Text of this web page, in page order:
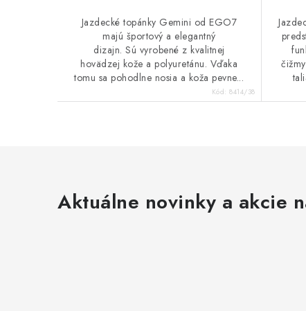
Jazdecké topánky Gemini od EGO7
majú športový a elegantný
dizajn. Sú vyrobené z kvalitnej
hovädzej kože a polyuretánu. Vďaka
tomu sa pohodlne nosia a koža pevne...
Kód: 8414/38
Aktuálne novinky a akcie